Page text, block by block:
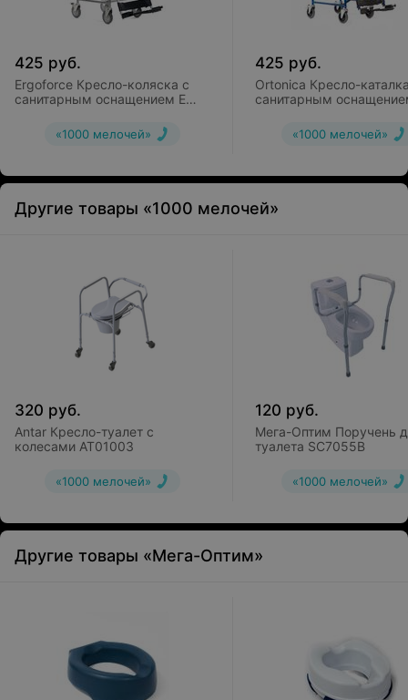
425 руб.
Ergoforce Кресло-коляска с
санитарным оснащением E
«1000 мелочей»
425 руб.
Ortonica Кресло-
санитарным
«1000 мелочей»
Другие товары «1000 мелочей»
320 руб.
Antar Кресло-туалет с
колесами AT01003
«1000 мелочей»
120 руб.
Мега-Оптим Поручень
туалета SC7055B
«1000 мелочей»
Другие товары «Мега-Оптим»